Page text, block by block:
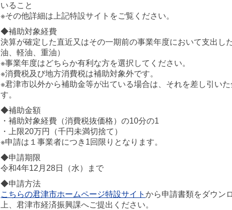
いること
※その他詳細は上記特設サイトをご覧ください。
◆補助対象経費
決算が確定した直近又はその一期前の事業年度において支出し
油、軽油、重油）
※事業年度はどちらか有利な方を選択してください。
※消費税及び地方消費税は補助対象外です。
※君津市以外から補助金等が出ている場合は、それを差し引い
す。
◆補助金額
・補助対象経費（消費税抜価格）の10分の1
・上限20万円（千円未満切捨て）
※申請は１事業者につき1回限りとなります。
◆申請期限
令和4年12月28日（水）まで
◆申請方法
こちらの君津市ホームページ特設サイトから申請書類をダウン
上、君津市経済振興課へご提出ください。